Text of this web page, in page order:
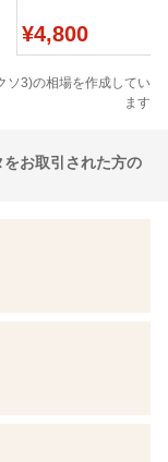
¥4,800
ソ3)の相場を作成してい
ます
お取引された方の